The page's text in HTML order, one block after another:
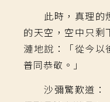
此時，真理的
的天空，空中只剩
漣地說：「從今以
普同恭敬。」
沙彌驚歎道：